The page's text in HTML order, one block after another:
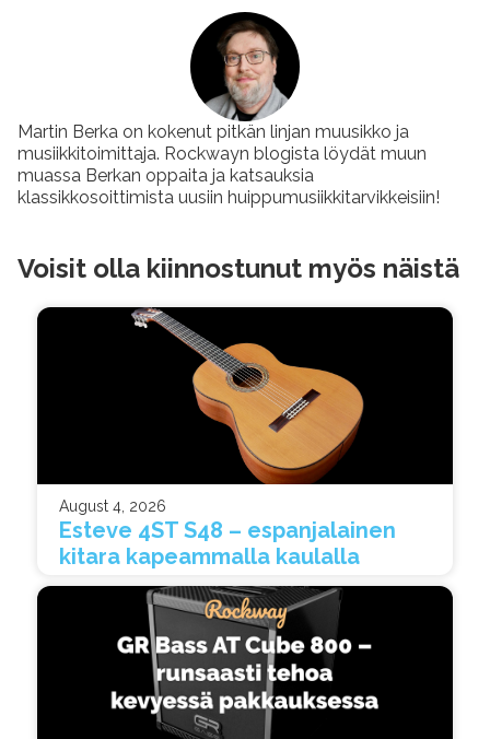
Martin Berka on kokenut pitkän linjan muusikko ja
musiikkitoimittaja. Rockwayn blogista löydät muun
muassa Berkan oppaita ja katsauksia
klassikkosoittimista uusiin huippumusiikkitarvikkeisiin!
Voisit olla kiinnostunut myös näistä
August 4, 2026
Esteve 4ST S48 – espanjalainen
kitara kapeammalla kaulalla